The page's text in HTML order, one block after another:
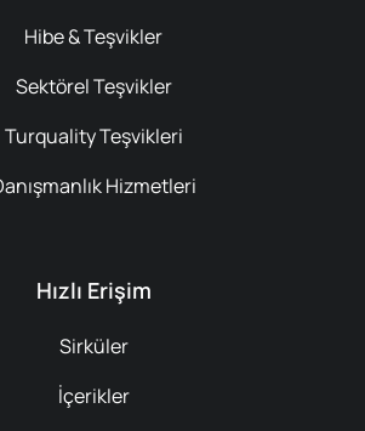
Hibe & Teşvikler
Sektörel Teşvikler
Turquality Teşvikleri
Hizmetleri
Hızlı Erişim
Sirküler
İçerikler